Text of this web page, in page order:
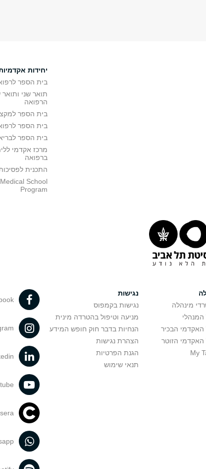
יחידות
בית הספר
תואר שני
הרפואה
בית הספר
בית הספר
בית הספר
מרכז אקדמי
ברפואה
התכנית
School
Program
מינהלה
המנהלי
האקדמי הבכיר
האקדמי הזוטר
נגישות
נגישות בקמפוס
מניעה וטיפול בהטרדה מינית
הנחיות בדבר חוק חופש המידע
הצהרת נגישות
הגנת הפרטיות
תנאי שימוש